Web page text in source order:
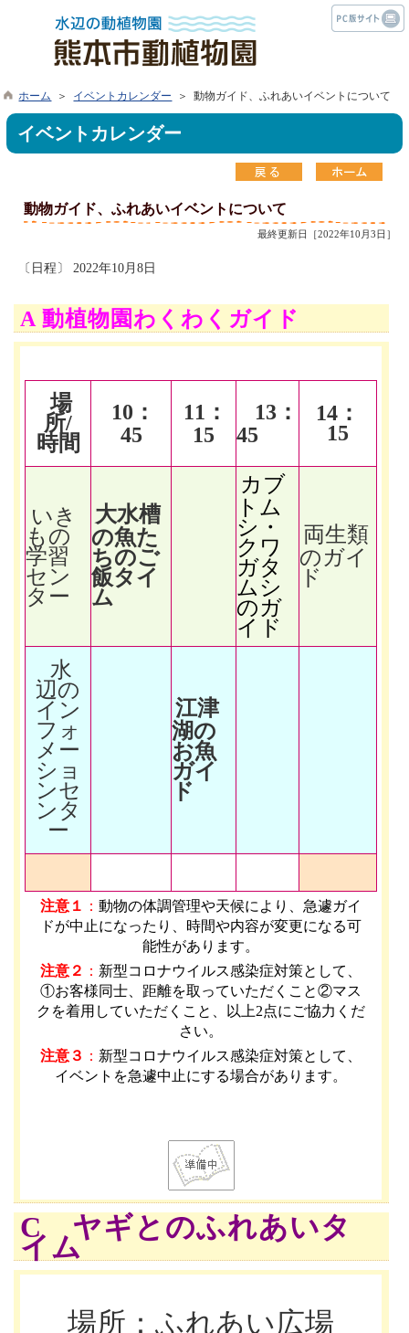
ホーム ＞ イベントカレンダー ＞ 動物ガイド、ふれあいイベントについて
イベントカレンダー
動物ガイド、ふれあいイベントについて
最終更新日［2022年10月3日］
〔日程〕 2022年10月8日
A 動植物園わくわくガイド
場
所/
時間
10 ：
45
11 ：
15
13 ：
45
14 ：
15
いき
もの
学習
セン
ター
大水槽
の魚た
ちのご
飯タイ
ム
カブ
トム
シ・
クワ
ガタ
ムシ
のガ
イド
両生類
のガイ
ド
水
辺の
イン
フォ
メー
ショ
ンセ
ンタ
ー
江津
湖の
お魚
ガイ
ド
注意１ ：動物の体調管理や天候により、急遽ガイ
ドが中止になったり、時間や内容が変更になる可
能性があります。
注意２ ： 新型コロナウイルス感染症対策として、
①お客様同士、距離を取っていただくこと②マス
クを着用していただくこと、以上2点にご協力くだ
さい。
注意３ ： 新型コロナウイルス感染症対策として、
イベントを急遽中止にする場合があります。
C ヤギとのふれあいタ
イム
場所：ふれあい広場